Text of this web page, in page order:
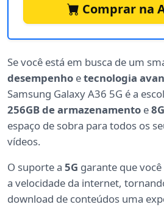
Comprar na
Se você está em busca de um
desempenho etecnologia
Samsung Galaxy A36 5G é a
256GB de armazenamento e
espaço de sobra para todos os
vídeos.
O suporte a 5G garante que
a velocidade da internet,
download de conteúdos uma